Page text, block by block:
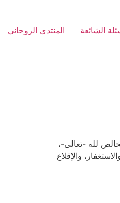
الشائعة المنتدى الروحاني
لله -تعالى-،
والإقلاع